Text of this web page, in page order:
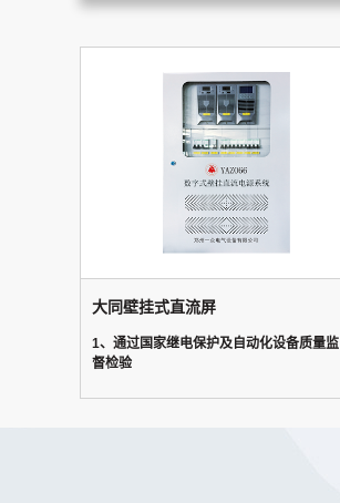
大同壁挂式直流屏
1、通过国家继电保护及自动化设备质量监
督检验